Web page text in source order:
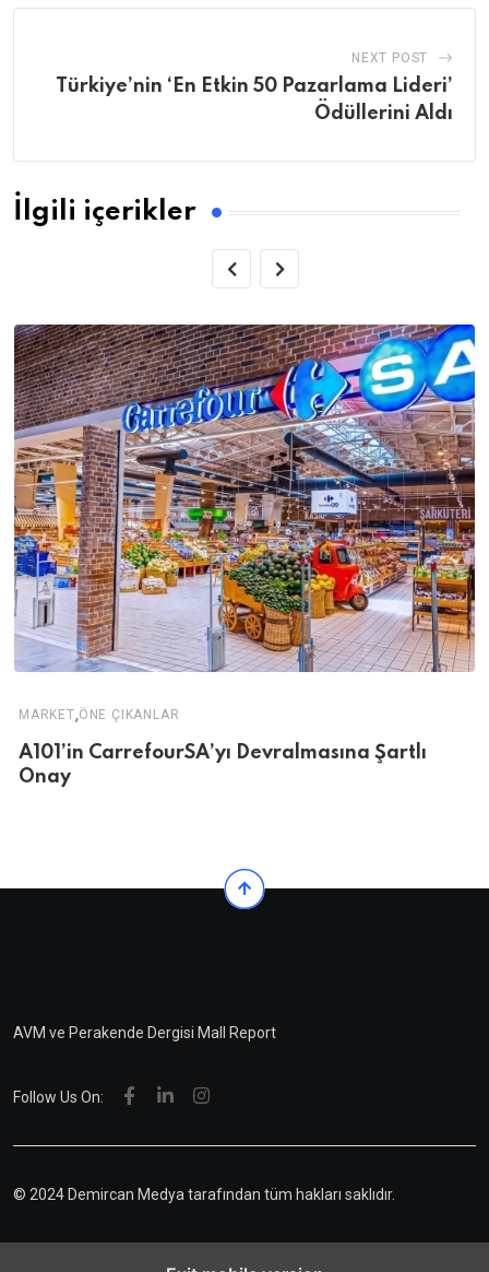
NEXT POST
Türkiye’nin ‘En Etkin 50 Pazarlama Lideri’
Ödüllerini Aldı
İlgili içerikler
MARKET,ÖNE ÇIKANLAR
A101’in CarrefourSA’yı Devralmasına Şartlı
Onay
AVM ve Perakende Dergisi Mall Report
Follow Us On:
© 2024 Demircan Medya tarafından tüm hakları saklıdır.